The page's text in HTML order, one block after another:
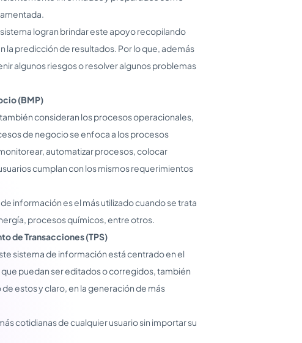
logran brindar este apoyo recopilando
la predicción de resultados. Por lo que, además
algunos riesgos o resolver algunos problemas
(BMP)
consideran los procesos operacionales,
de negocio se enfoca a los procesos
automatizar procesos, colocar
cumplan con los mismos requerimientos
información es el más utilizado cuando se trata
procesos químicos, entre otros.
de Transacciones (TPS)
sistema de información está centrado en el
puedan ser editados o corregidos, también
estos y claro, en la generación de más
cotidianas de cualquier usuario sin importar su